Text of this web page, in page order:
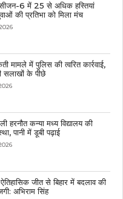
सीजन-6 में 25 से अधिक हस्तियां
की प्रतिभा को मिला मंच
मामले में पुलिस की त्वरित कार्रवाई,
सलाखों के पीछे
हरनौत कन्या मध्य विद्यालय की
पानी में डूबी पढ़ाई
जीत से बिहार में बदलाव की
अभिराम सिंह